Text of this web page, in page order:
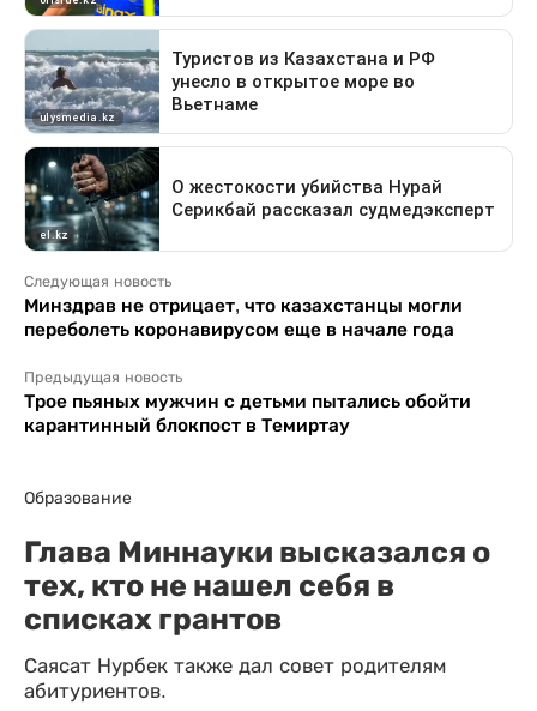
Следующая новость
Минздрав не отрицает, что казахстанцы могли
переболеть коронавирусом еще в начале года
Предыдущая новость
Трое пьяных мужчин с детьми пытались обойти
карантинный блокпост в Темиртау
Образование
Глава Миннауки высказался о
тех, кто не нашел себя в
списках грантов
Саясат Нурбек также дал совет родителям
абитуриентов.